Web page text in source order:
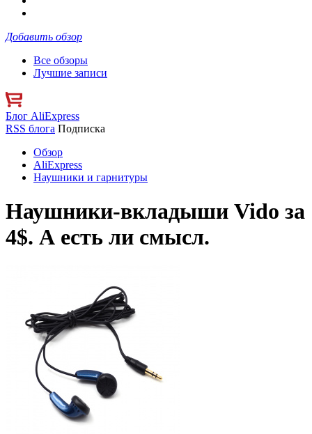
Добавить обзор
Все обзоры
Лучшие записи
Блог AliExpress
RSS блога Подписка
Обзор
AliExpress
Наушники и гарнитуры
Наушники-вкладыши Vido за
4$. А есть ли смысл.